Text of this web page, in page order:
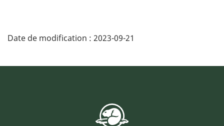
Date de modification : 2023-09-21